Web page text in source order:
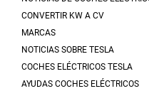
CONVERTIR KW A CV
MARCAS
NOTICIAS SOBRE TESLA
COCHES ELÉCTRICOS TESLA
AYUDAS COCHES ELÉCTRICOS